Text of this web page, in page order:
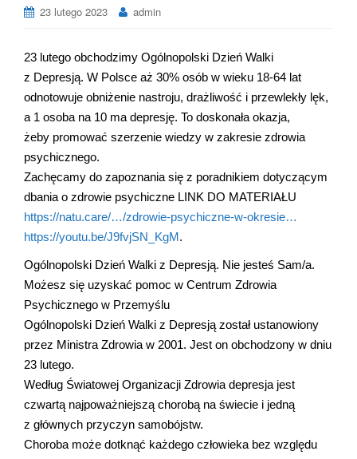
23 lutego 2023 admin
23 lutego obchodzimy Ogólnopolski Dzień Walki
z Depresją. W Polsce aż 30% osób w wieku 18-64 lat
odnotowuje obniżenie nastroju, drażliwość i przewlekły lęk,
a 1 osoba na 10 ma depresję. To doskonała okazja,
żeby promować szerzenie wiedzy w zakresie zdrowia
psychicznego.
Zachęcamy do zapoznania się z poradnikiem dotyczącym
dbania o zdrowie psychiczne LINK DO MATERIAŁU
https://natu.care/…/zdrowie-psychiczne-w-okresie…
https://youtu.be/J9fvjSN_KgM.
Ogólnopolski Dzień Walki z Depresją. Nie jesteś Sam/a.
Możesz się uzyskać pomoc w Centrum Zdrowia
Psychicznego w Przemyślu
Ogólnopolski Dzień Walki z Depresją został ustanowiony
przez Ministra Zdrowia w 2001. Jest on obchodzony w dniu
23 lutego.
Według Światowej Organizacji Zdrowia depresja jest
czwartą najpoważniejszą chorobą na świecie i jedną
z głównych przyczyn samobójstw.
Choroba może dotknąć każdego człowieka bez względu